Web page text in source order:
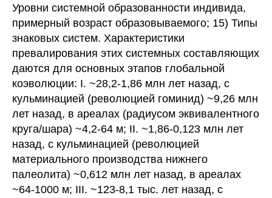
Уровни системной образованности индивида,
примерный возраст образовываемого; 15) Типы
знаковых систем. Характеристики
превалирования этих системных составляющих
даются для основных этапов глобальной
коэволюции: I. ~28,2-1,86 млн лет назад, с
кульминацией (революцией гоминид) ~9,26 млн
лет назад, в ареалах (радиусом эквивалентного
круга/шара) ~4,2-64 м; II. ~1,86-0,123 млн лет
назад, с кульминацией (революцией
материального производства нижнего
палеолита) ~0,612 млн лет назад, в ареалах
~64-1000 м; III. ~123-8,1 тыс. лет назад, с